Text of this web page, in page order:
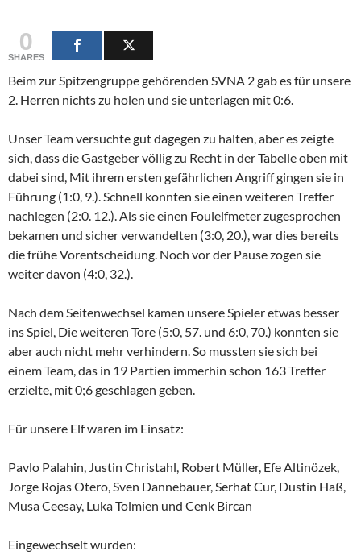
0
SHARES
Beim zur Spitzengruppe gehörenden SVNA 2 gab es für unsere
2. Herren nichts zu holen und sie unterlagen mit 0:6.
Unser Team versuchte gut dagegen zu halten, aber es zeigte
sich, dass die Gastgeber völlig zu Recht in der Tabelle oben mit
dabei sind, Mit ihrem ersten gefährlichen Angriff gingen sie in
Führung (1:0, 9.). Schnell konnten sie einen weiteren Treffer
nachlegen (2:0. 12.). Als sie einen Foulelfmeter zugesprochen
bekamen und sicher verwandelten (3:0, 20.), war dies bereits
die frühe Vorentscheidung. Noch vor der Pause zogen sie
weiter davon (4:0, 32.).
Nach dem Seitenwechsel kamen unsere Spieler etwas besser
ins Spiel, Die weiteren Tore (5:0, 57. und 6:0, 70.) konnten sie
aber auch nicht mehr verhindern. So mussten sie sich bei
einem Team, das in 19 Partien immerhin schon 163 Treffer
erzielte, mit 0;6 geschlagen geben.
Für unsere Elf waren im Einsatz:
Pavlo Palahin, Justin Christahl, Robert Müller, Efe Altinözek,
Jorge Rojas Otero, Sven Dannebauer, Serhat Cur, Dustin Haß,
Musa Ceesay, Luka Tolmien und Cenk Bircan
Eingewechselt wurden: